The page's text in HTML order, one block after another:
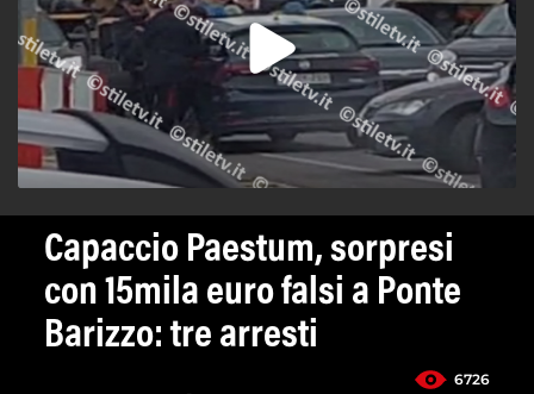
Capaccio Paestum, sorpresi
con 15mila euro falsi a Ponte
Barizzo: tre arresti
6726